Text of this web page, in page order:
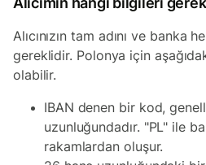
Alıcınızın tam adını ve banka
gereklidir. Polonya için
olabilir.
IBAN denen bir kod,
uzunluğundadır. "PL" ile
rakamlardan oluşur.